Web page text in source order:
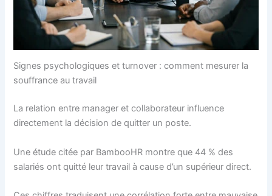
Signes psychologiques et turnover : comment mesurer la
souffrance au travail
La relation entre manager et collaborateur influence
directement la décision de quitter un poste.
Une étude citée par BambooHR montre que 44 % des
salariés ont quitté leur travail à cause d’un supérieur direct.